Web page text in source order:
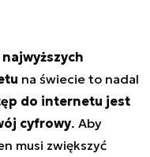
na świecie to nadal
do internetu jest
cyfrowy. Aby
musi zwiększyć